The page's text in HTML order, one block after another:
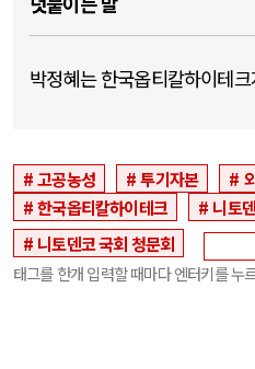
박정혜는 한국옵티칼하이테
고공농성 투기자본
한국옵티칼하이테크
니토
니토덴코 국회 청문회
태그를 한개 입력할 때마다 엔터키를 누